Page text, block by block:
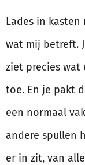
Lades in
wat mij betreft.
ziet precies
toe. En je pakt
een normaal
andere spullen
er in zit, van